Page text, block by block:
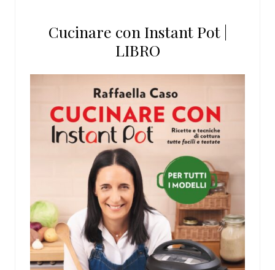
Cucinare con Instant Pot |
LIBRO